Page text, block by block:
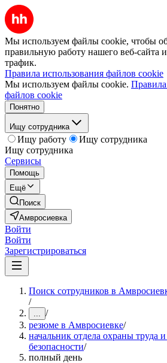
Мы используем файлы cookie, чтобы
правильную работу нашего веб-сайта
трафик.
Правила использования файлов cookie
Мы используем файлы cookie.
файлов cookie
Понятно
Ищу сотрудника
Ищу работу
Ищу сотрудника
Ищу сотрудника
Сервисы
Помощь
Ещё
Поиск
Амвросиевка
Войти
Войти
Зарегистрироваться
Поиск сотрудников в
/
... /
резюме в Амвросиевке/
начальник отдела охраны труда
безопасности/
полный день